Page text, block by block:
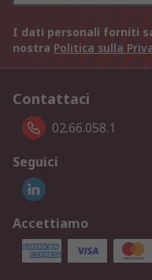
I dati personali forniti
nostra Politica sulla
Contattaci
02.66.058.1
Seguici
Accettiamo